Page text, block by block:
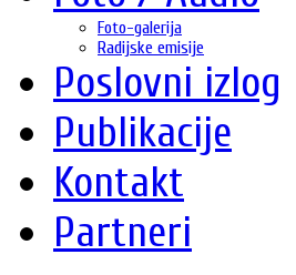
Foto-galerija
Radijske emisije
Poslovni izlog
Publikacije
Kontakt
Partneri